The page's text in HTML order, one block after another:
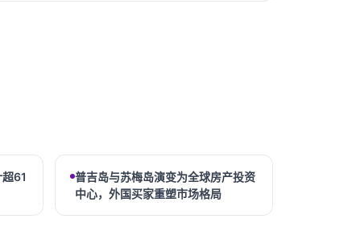
61
普吉岛与苏梅岛演变为全球房产投资
中心，外国买家重塑市场格局